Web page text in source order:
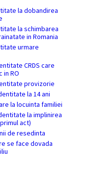
la dobandirea
la schimbarea
in Romania
urmare
CRDS care
in RO
provizorie
la 14 ani
la locuinta familiei
la implinirea
act)
de resedinta
se face dovada